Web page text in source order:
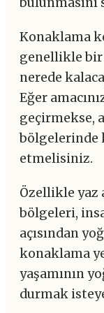
Konaklama
genellikle bir
nerede
Eğer
geçirmekse,
bölgelerinde
etmelisiniz.
Özellikle yaz
bölgeleri,
açısından
konaklama
yaşamının
durmak